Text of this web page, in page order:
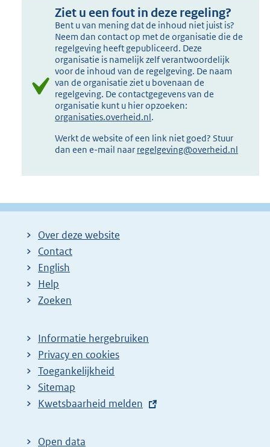
Ziet u een fout in deze regeling?
Bent u van mening dat de inhoud niet juist is?
Neem dan contact op met de organisatie die de
regelgeving heeft gepubliceerd. Deze
organisatie is namelijk zelf verantwoordelijk
voor de inhoud van de regelgeving. De naam
van de organisatie ziet u bovenaan de
regelgeving. De contactgegevens van de
organisatie kunt u hier opzoeken:
organisaties.overheid.nl.
Werkt de website of een link niet goed? Stuur
dan een e-mail naar regelgeving@overheid.nl
Over deze website
Contact
English
Help
Zoeken
Informatie hergebruiken
Privacy en cookies
Toegankelijkheid
Sitemap
E
t
Kwetsbaarheid melden
Open data